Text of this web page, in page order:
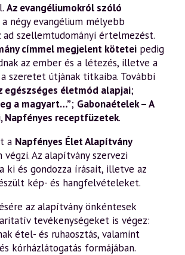
Az evangéliumokról szóló
a négy evangélium mélyebb
ad szellemtudományi értelmezést.
címmel megjelent kötetei pedig
az ember és a létezés, illetve a
szeretet útjának titkaiba. További
egészséges életmód alapjai;
a magyart…”; Gabonaételek – A
,Napfényes receptfüzetek.
a Napfényes Élet Alapítvány
végzi. Az alapítvány szervezi
ki és gondozza írásait, illetve az
kép- és hangfelvételeket.
az alapítvány önkéntesek
tevékenységeket is végez:
étel- és ruhaosztás, valamint
kórházlátogatás formájában.